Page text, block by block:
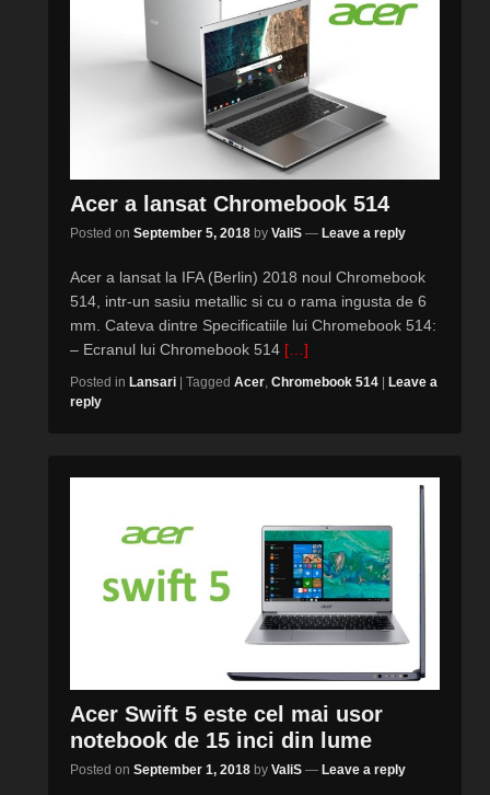
Acer a lansat Chromebook 514
Posted on September 5, 2018 by ValiS — Leave a reply
Acer a lansat la IFA (Berlin) 2018 noul Chromebook
514, intr-un sasiu metallic si cu o rama ingusta de 6
mm. Cateva dintre Specificatiile lui Chromebook 514:
– Ecranul lui Chromebook 514 […]
Posted in Lansari Tagged Acer, Chromebook 514
Leave a
reply
Acer Swift 5 este cel mai usor
notebook de 15 inci din lume
Posted on September 1, 2018 by ValiS — Leave a reply